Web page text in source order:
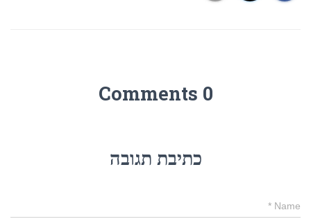
0 Comments
כתיבת תגובה
Name
*